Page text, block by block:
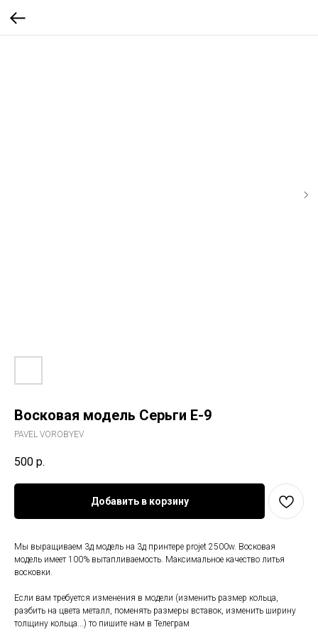
Восковая модель Серьги E-9
PAVEL VOROBYEV
500 р.
Добавить в корзину
Мы выращиваем 3д модель на 3д принтере projet 2500w. Восковая
модель имеет 100% вытапливаемость. Максимальное качество литья
восковки.
Если вам требуется изменения в модели (изменить размер кольца,
разбить на цвета металл, поменять размеры вставок, изменить ширину
толщину кольца...) то пишите нам в Телеграм